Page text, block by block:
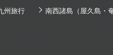
州旅行
南西諸島（屋久島・